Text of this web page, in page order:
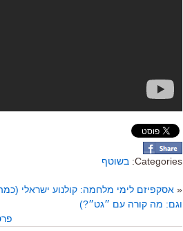
Categories: בשוטף
« אסקפיזם לימי מלחמה: קולנוע ישראלי
וגם: מה קורה עם ״גט״?)